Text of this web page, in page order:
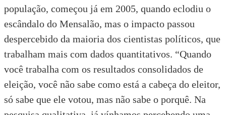
população, começou já em 2005, quando eclodiu o
escândalo do Mensalão, mas o impacto passou
despercebido da maioria dos cientistas políticos, que
trabalham mais com dados quantitativos. “Quando
você trabalha com os resultados consolidados de
eleição, você não sabe como está a cabeça do eleitor,
só sabe que ele votou, mas não sabe o porquê. Na